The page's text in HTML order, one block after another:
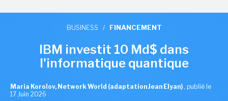
BUSINESS / FINANCEMENT
IBM investit 10 Md$ dans
l'informatique quantique
Maria Korolov, Network World (adaptation Jean Elyan) , publié le
17 Juin 2026